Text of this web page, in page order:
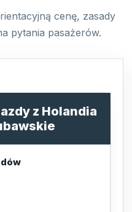
cenę, zasady
pytania pasażerów.
z Holandia